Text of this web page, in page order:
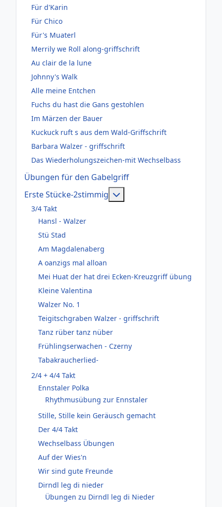
Für d'Karin
Für Chico
Für's Muaterl
Merrily we Roll along-griffschrift
Au clair de la lune
Johnny's Walk
Alle meine Entchen
Fuchs du hast die Gans gestohlen
Im Märzen der Bauer
Kuckuck ruft s aus dem Wald-Griffschrift
Barbara Walzer - griffschrift
Das Wiederholungszeichen-mit Wechselbass
Übungen für den Gabelgriff
Erste Stücke-2stimmig
3/4 Takt
Hansl - Walzer
Stü Stad
Am Magdalenaberg
A oanzigs mal alloan
Mei Huat der hat drei Ecken-Kreuzgriff übung
Kleine Valentina
Walzer No. 1
Teigitschgraben Walzer - griffschrift
Tanz rüber tanz nüber
Frühlingserwachen - Czerny
Tabakraucherlied-
2/4 + 4/4 Takt
Ennstaler Polka
Rhythmusübung zur Ennstaler
Stille, Stille kein Geräusch gemacht
Der 4/4 Takt
Wechselbass Übungen
Auf der Wies'n
Wir sind gute Freunde
Dirndl leg di nieder
Übungen zu Dirndl leg di Nieder